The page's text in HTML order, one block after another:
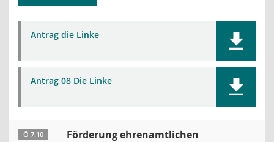
Antrag die Linke
Antrag 08 Die Linke
Ö 7.10
Förderung ehrenamtlichen